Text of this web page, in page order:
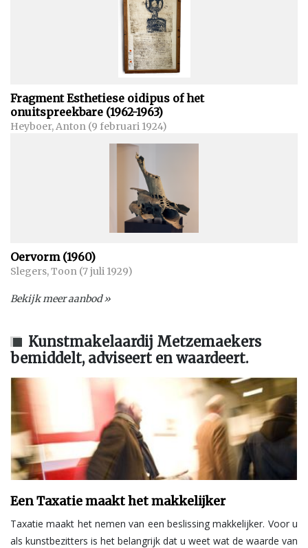
Fragment Esthetiese oidipus of het
onuitspreekbare (1962-1963)
Heyboer, Anton (9 februari 1924)
Oervorm (1960)
Slegers, Toon (7 juli 1929)
Bekijk meer aanbod »
Kunstmakelaardij Metzemaekers
bemiddelt, adviseert en waardeert.
Een Taxatie maakt het makkelijker
Taxatie maakt het nemen van een beslissing makkelijker. Voor u
als kunstbezitters is het belangrijk dat u weet wat de waarde van